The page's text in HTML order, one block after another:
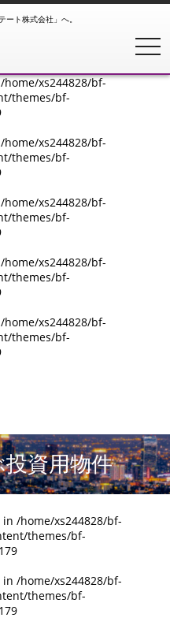
/home/xs244828/bf-
themes/bf-
/home/xs244828/bf-
themes/bf-
/home/xs244828/bf-
themes/bf-
/home/xs244828/bf-
themes/bf-
/home/xs244828/bf-
themes/bf-
/home/xs244828/bf-
themes/bf-
ト株式会社」へ。
資用物件
in /home/xs244828/bf-
themes/bf-
179
in /home/xs244828/bf-
themes/bf-
179